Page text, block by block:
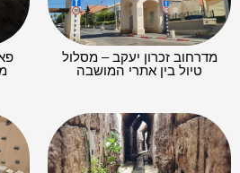
מדרחוב זכרון יעקב – מסלול
טיול בין אתרי המושבה